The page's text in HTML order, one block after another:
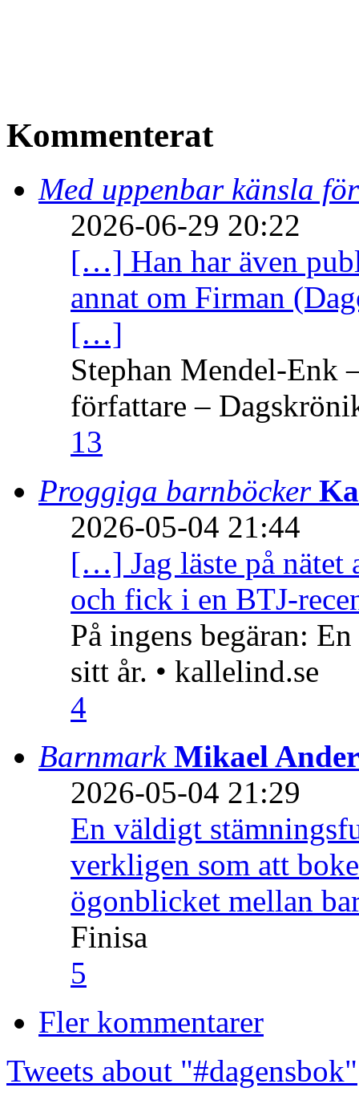
Kommenterat
Med uppenbar känsla
2026-06-29 20:22
[…] Han har även
annat om Firman
[…]
Stephan Mendel-Enk
författare –
13
Proggiga barnböcker
2026-05-04 21:44
[…] Jag läste på nätet
och fick i en BTJ-
På ingens begäran:
sitt år. • kallelind.se
4
Barnmark Mikael
2026-05-04 21:29
En väldigt
verkligen som att
ögonblicket mellan
Finisa
5
Fler kommentarer
Tweets about "#dagensbok"